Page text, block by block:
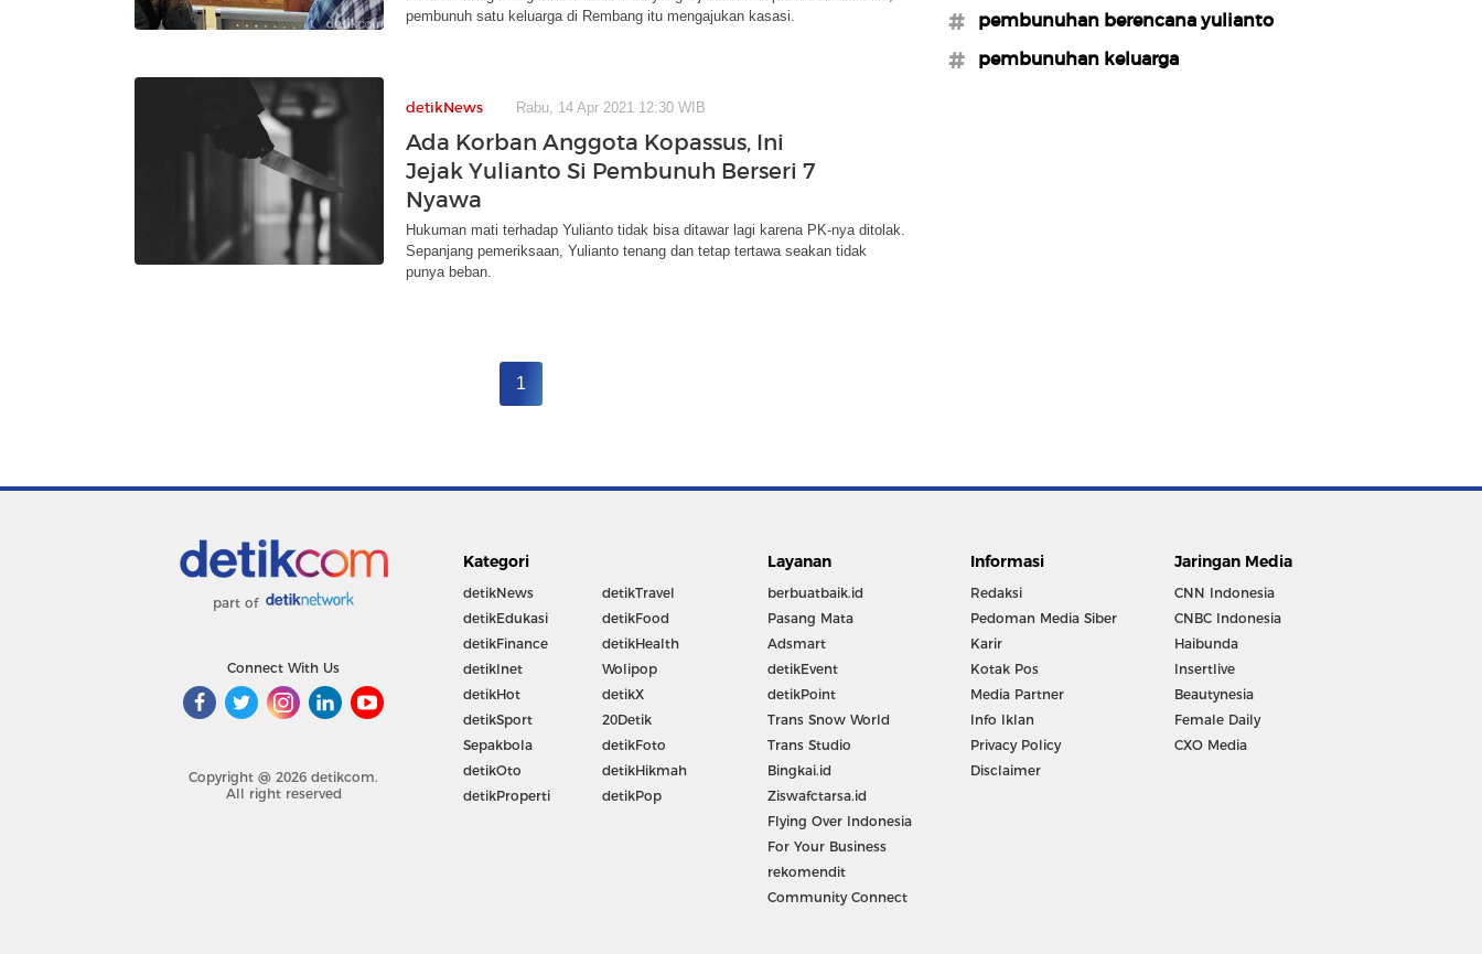
pembunuh satu keluarga di Rembang itu mengajukan kasasi.
detikNews Rabu, 14 Apr 2021 12:30 WIB
Ada Korban Anggota Kopassus, Ini
Jejak Yulianto Si Pembunuh Berseri 7
Nyawa
Hukuman mati terhadap Yulianto tidak bisa ditawar lagi karena PK-nya ditolak.
Sepanjang pemeriksaan, Yulianto tenang dan tetap tertawa seakan tidak
punya beban.
1
#pembunuhan berencana yulianto
#pembunuhan keluarga
part of
Connect With Us
Copyright @ 2026 detikcom.
All right reserved
Kategori
detikNews
detikEdukasi
detikFinance
detikInet
detikHot
detikSport
Sepakbola
detikOto
detikProperti
detikTravel
detikFood
detikHealth
Wolipop
detikX
20Detik
detikFoto
detikHikmah
detikPop
Layanan
berbuatbaik.id
Pasang Mata
Adsmart
detikEvent
detikPoint
Trans Snow World
Trans Studio
Bingkai.id
Ziswafctarsa.id
Flying Over Indonesia
For Your Business
rekomendit
Community Connect
Informasi
Redaksi
Pedoman Media Siber
Karir
Kotak Pos
Media Partner
Info Iklan
Privacy Policy
Disclaimer
Jaringan Media
CNN Indonesia
CNBC Indonesia
Haibunda
Insertlive
Beautynesia
Female Daily
CXO Media